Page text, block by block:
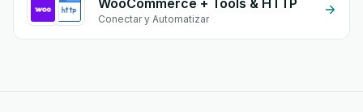
WooCommerce + Tools & HTTP
Conectar y Automatizar